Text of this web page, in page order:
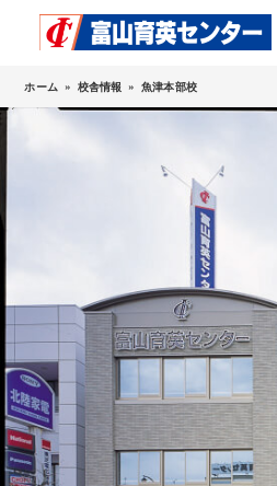
ホーム » 校舎情報 » 魚津本部校